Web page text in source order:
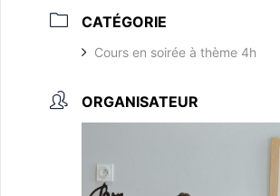
CATÉGORIE
Cours en soirée à thème 4h
ORGANISATEUR